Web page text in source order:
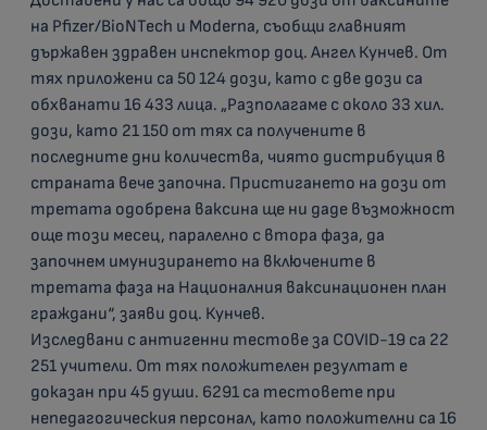
на Pfizer/BioNTech и Moderna, съобщи главният
държавен здравен инспектор доц. Ангел Кунчев. От
тях приложени са 50 124 дози, като с две дози са
обхванати 16 433 лица. „Разполагаме с около 33 хил.
дози, като 21 150 от тях са получените в
последните дни количества, чиято дистрибуция в
страната вече започна. Пристигането на дози от
третата одобрена ваксина ще ни даде възможност
още този месец, паралелно с втора фаза, да
започнем имунизирането на включените в
третата фаза на Националния ваксинационен план
граждани“, заяви доц. Кунчев.
Изследвани с антигенни тестове за COVID-19 са 22
251 учители. От тях положителен резултат е
доказан при 45 души. 6291 са тестовете при
непедагогическия персонал, като положителни са 16